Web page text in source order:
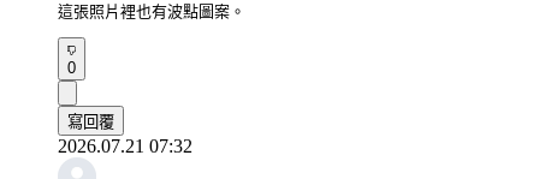
這張照片裡也有波點圖案。
0
寫回覆
2026.07.21 07:32